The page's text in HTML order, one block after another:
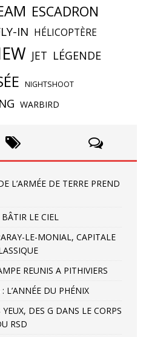
ESCADRON
IN HÉLICOPTÈRE
JET LÉGENDE
NIGHTSHOOT
WARBIRD
L’ARMÉE DE TERRE PREND
LE CIEL
LE-MONIAL, CAPITALE
REUNIS A PITHIVIERS
L’ANNÉE DU PHÉNIX
DES G DANS LE CORPS
RSD